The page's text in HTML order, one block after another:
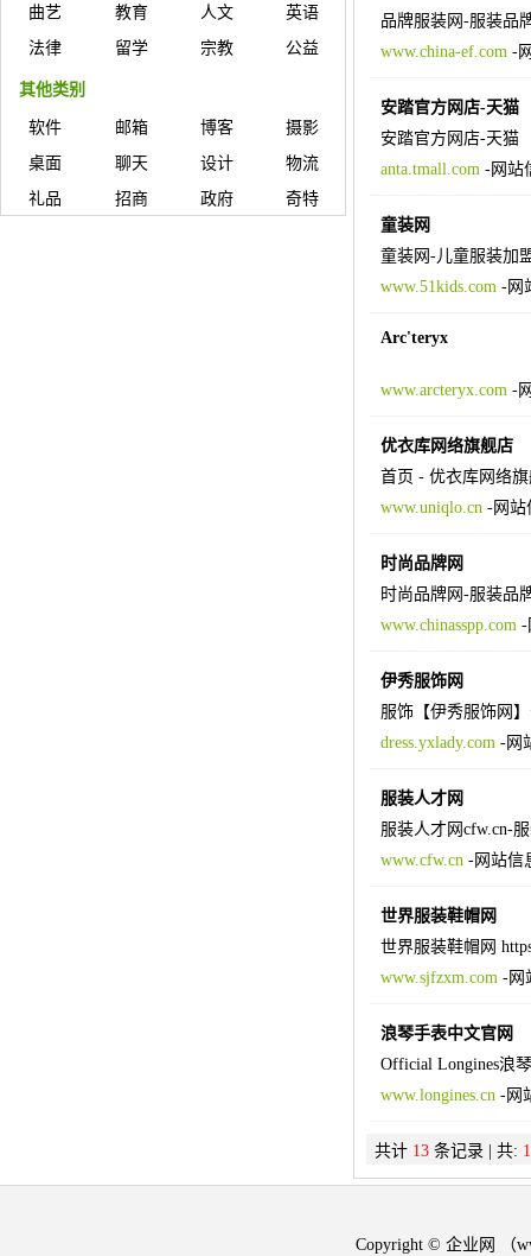
曲艺
教育 人文
英语
法律
留学 宗教 公益
其他类别
软件 邮箱 博客
摄影
桌面
聊天 设计
物流
礼品
招商 政府 奇特
品牌服装网-服装品
www.china-ef.com-
安踏官方网店-天猫
安踏官方网店-天猫
anta.tmall.com-网站
童装网
童装网-儿童服装加
www.51kids.com-网
Arc'teryx
www.arcteryx.com-
优衣库网络旗舰店
首页 - 优衣库网络
www.uniqlo.cn-网站
时尚品牌网
时尚品牌网-服装品
www.chinasspp.com-
伊秀服饰网
服饰【伊秀服饰网
dress.yxlady.com-网
服装人才网
服装人才网cfw.cn-
www.cfw.cn-网站信
世界服装鞋帽网
世界服装鞋帽网
www.sjfzxm.com-网
浪琴手表中文官网
Official Longines浪
www.longines.cn-网
共计 13条记录 | 共: 1
Copyright © 企业网 （